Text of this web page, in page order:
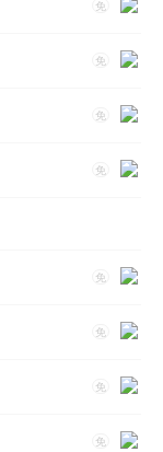
免
免
免
免
免
免
免
免